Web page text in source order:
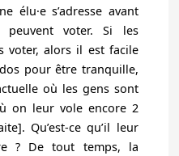
élu·e s’adresse avant
voter. Si les
voter, alors il est facile
pour être tranquille,
où les gens sont
on leur vole encore 2
Qu’est-ce qu’il leur
? De tout temps, la